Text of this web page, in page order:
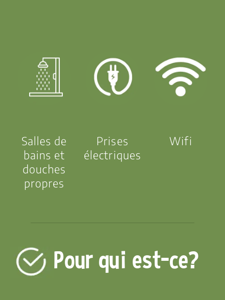
Salles de
bains et
douches
propres
Prises
électriques
Wifi
Pour qui est-ce?